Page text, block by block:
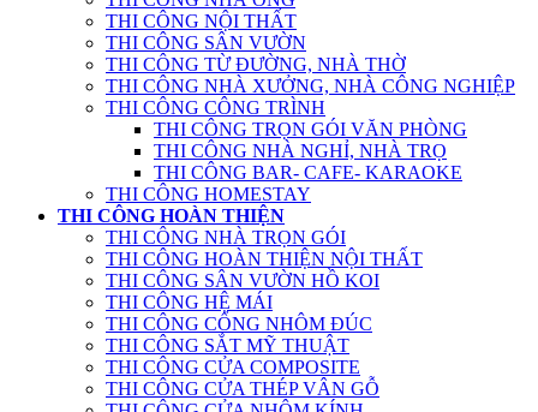
THI CÔNG NỘI THẤT
THI CÔNG SÂN VƯỜN
THI CÔNG TỪ ĐƯỜNG, NHÀ THỜ
THI CÔNG NHÀ XƯỞNG, NHÀ CÔNG NGHIỆP
THI CÔNG CÔNG TRÌNH
THI CÔNG TRỌN GÓI VĂN PHÒNG
THI CÔNG NHÀ NGHỈ, NHÀ TRỌ
THI CÔNG BAR- CAFE- KARAOKE
THI CÔNG HOMESTAY
THI CÔNG HOÀN THIỆN
THI CÔNG NHÀ TRỌN GÓI
THI CÔNG HOÀN THIỆN NỘI THẤT
THI CÔNG SÂN VƯỜN HỒ KOI
THI CÔNG HỆ MÁI
THI CÔNG CỔNG NHÔM ĐÚC
THI CÔNG SẮT MỸ THUẬT
THI CÔNG CỬA COMPOSITE
THI CÔNG CỬA THÉP VÂN GỖ